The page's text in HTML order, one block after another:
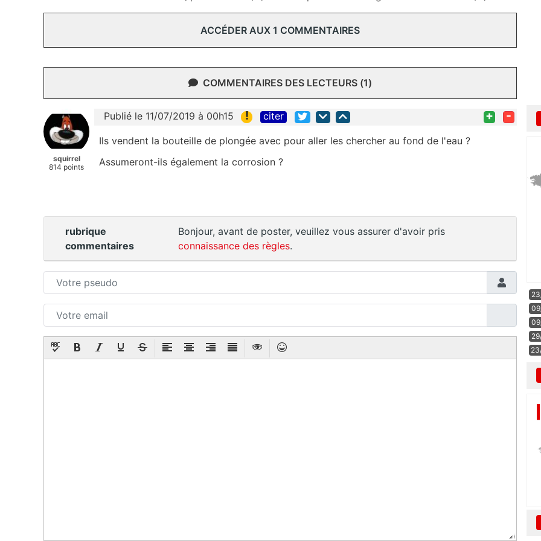
ACCÉDER AUX 1 COMMENTAIRES
COMMENTAIRES DES LECTEURS (1)
squirrel
814 points
Publié le 11/07/2019 à 00h15 ! citer + -
Ils vendent la bouteille de plongée avec pour aller les chercher au fond de l'eau ?
Assumeront-ils également la corrosion ?
rubrique
commentaires
Bonjour, avant de poster, veuillez vous assurer d'avoir pris
connaissance des règles.